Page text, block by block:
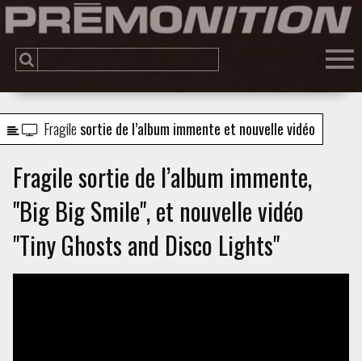
Fragilesortie de l’album immente et nouvelle vidéo
Fragile sortie de l’album immente,
"Big Big Smile", et nouvelle vidéo
"Tiny Ghosts and Disco Lights"